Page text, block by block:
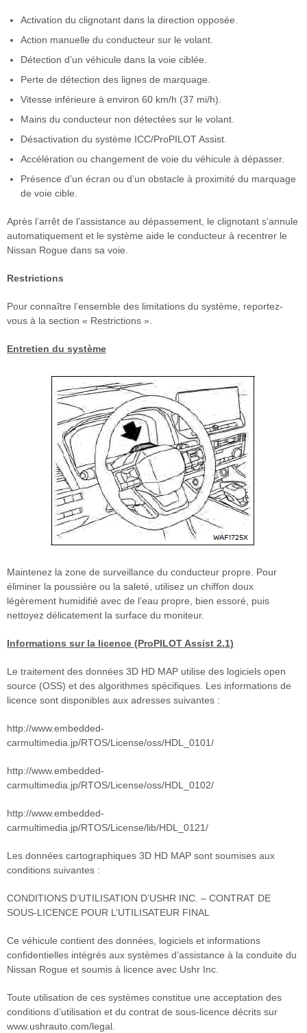
Activation du clignotant dans la direction opposée.
Action manuelle du conducteur sur le volant.
Détection d’un véhicule dans la voie ciblée.
Perte de détection des lignes de marquage.
Vitesse inférieure à environ 60 km/h (37 mi/h).
Mains du conducteur non détectées sur le volant.
Désactivation du système ICC/ProPILOT Assist.
Accélération ou changement de voie du véhicule à dépasser.
Présence d’un écran ou d’un obstacle à proximité du marquage
de voie cible.
Après l’arrêt de l’assistance au dépassement, le clignotant s’annule
automatiquement et le système aide le conducteur à recentrer le
Nissan Rogue dans sa voie.
Restrictions
Pour connaître l’ensemble des limitations du système, reportez-
vous à la section « Restrictions ».
Entretien du système
Maintenez la zone de surveillance du conducteur propre. Pour
éliminer la poussière ou la saleté, utilisez un chiffon doux
légèrement humidifié avec de l’eau propre, bien essoré, puis
nettoyez délicatement la surface du moniteur.
Informations sur la licence (ProPILOT Assist 2.1)
Le traitement des données 3D HD MAP utilise des logiciels open
source (OSS) et des algorithmes spécifiques. Les informations de
licence sont disponibles aux adresses suivantes :
http://www.embedded-
carmultimedia.jp/RTOS/License/oss/HDL_0101/
http://www.embedded-
carmultimedia.jp/RTOS/License/oss/HDL_0102/
http://www.embedded-
carmultimedia.jp/RTOS/License/lib/HDL_0121/
Les données cartographiques 3D HD MAP sont soumises aux
conditions suivantes :
CONDITIONS D’UTILISATION D’USHR INC. – CONTRAT DE
SOUS-LICENCE POUR L’UTILISATEUR FINAL
Ce véhicule contient des données, logiciels et informations
confidentielles intégrés aux systèmes d’assistance à la conduite du
Nissan Rogue et soumis à licence avec Ushr Inc.
Toute utilisation de ces systèmes constitue une acceptation des
conditions d’utilisation et du contrat de sous-licence décrits sur
www.ushrauto.com/legal.